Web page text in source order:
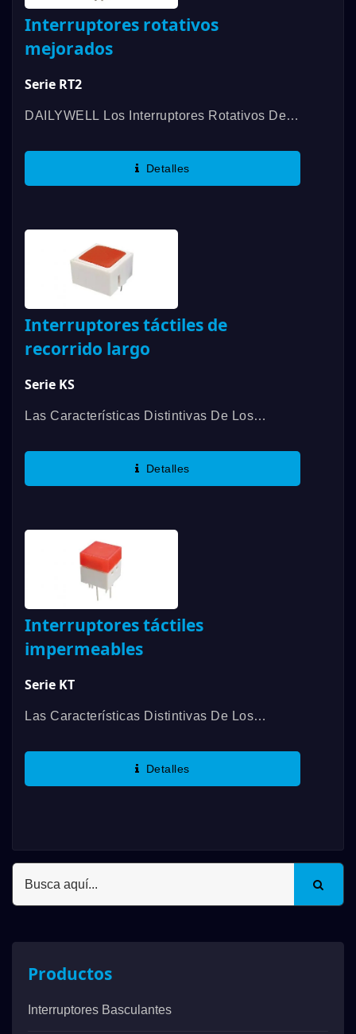
Interruptores rotativos
mejorados
Serie RT2
DAILYWELL Los Interruptores Rotativos De
En 1 Polo Con Posiciones De 2 A 8, Y
Detalles
Interruptores táctiles de
recorrido largo
Serie KS
Las Características Distintivas De Los
DAILYWELL Son Tapas Disponibles En
Detalles
Interruptores táctiles
impermeables
Serie KT
Las Características Distintivas De Los
Perfecto Sentido Del Tacto, El Brillo Con LED
Detalles
Productos
Interruptores Basculantes